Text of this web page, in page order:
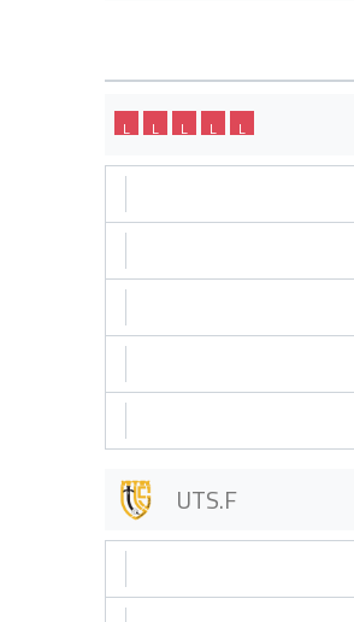
L
L
L
L
L
UTS.F